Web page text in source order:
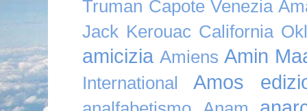
Truman Capote Venezia
Jack Kerouac California
amicizia Amiens Amin
International Amos